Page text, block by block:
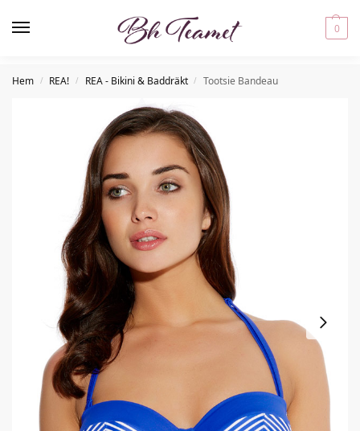
0
Hem / REA! / REA - Bikini & Baddräkt / Tootsie Bandeau